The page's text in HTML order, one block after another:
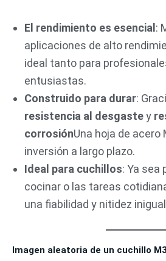
El rendimiento es esencial :
aplicaciones de alto
ideal tanto para
entusiastas.
Construido para durar:
resistencia al desgastey
corrosiónUna hoja de acero
inversión a largo plazo.
Ideal para cuchillos: Ya sea
cocinar o las tareas
una fiabilidad y nitidez
Imagen aleatoria de un cuchillo